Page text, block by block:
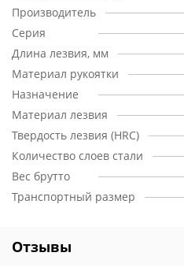
Производитель
Серия
Длина лезвия, мм
Материал рукоятки
Назначение
Материал лезвия
Твердость лезвия (HRC)
Количество слоев стали
Вес брутто
Транспортный размер
Отзывы